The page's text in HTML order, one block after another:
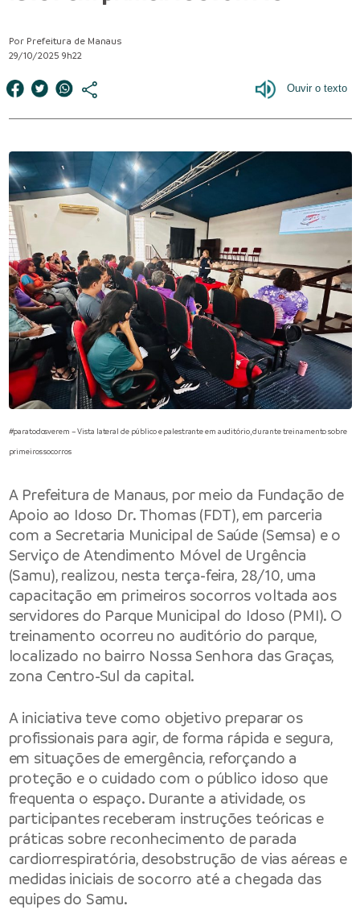
Por Prefeitura de Manaus
29/10/2025 9h22
#paratodosverem – Vista lateral de público e palestrante em auditório, durante treinamento sobre
primeiros socorros
A Prefeitura de Manaus, por meio da Fundação de
Apoio ao Idoso Dr. Thomas (FDT), em parceria
com a Secretaria Municipal de Saúde (Semsa) e o
Serviço de Atendimento Móvel de Urgência
(Samu), realizou, nesta terça-feira, 28/10, uma
capacitação em primeiros socorros voltada aos
servidores do Parque Municipal do Idoso (PMI). O
treinamento ocorreu no auditório do parque,
localizado no bairro Nossa Senhora das Graças,
zona Centro-Sul da capital.
A iniciativa teve como objetivo preparar os
profissionais para agir, de forma rápida e segura,
em situações de emergência, reforçando a
proteção e o cuidado com o público idoso que
frequenta o espaço. Durante a atividade, os
participantes receberam instruções teóricas e
práticas sobre reconhecimento de parada
cardiorrespiratória, desobstrução de vias aéreas e
medidas iniciais de socorro até a chegada das
equipes do Samu.